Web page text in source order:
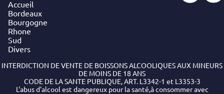
Accueil
Bordeaux
Bourgogne
Rhone
Sud
Divers
INTERDICTION DE VENTE DE BOISSONS ALCOOLIQUES AUX MINEURS
DE MOINS DE 18 ANS
CODE DE LA SANTE PUBLIQUE, ART. L3342-1 et L3353-3
L'abus d'alcool est dangereux pour la santé,à consommer avec